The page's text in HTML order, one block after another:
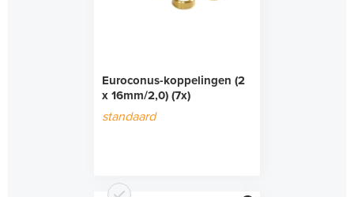
Euroconus-koppelingen (2
x 16mm/2,0) (7x)
standaard